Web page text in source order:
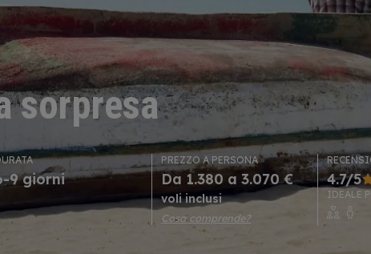
sorpresa
9 giorni
PREZZO A PERSONA
Da 1.380 a 3.070 €
voli inclusi
Cosa comprende?
4.7/5
IDEALE